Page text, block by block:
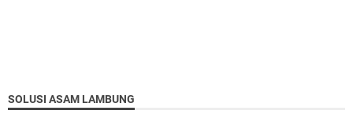
SOLUSI ASAM LAMBUNG